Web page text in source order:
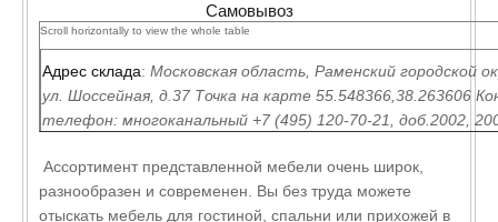
составляет 350 руб.
Стоимость выезда сборщика: по
по Москве и МО (до 100 км за МКАД)
Самовывоз
Адрес склада: Московская область, Раменский городской
ул. Шоссейная, д.37 Точка на карте 55.548366,38.263606
телефон: многоканальный +7 (495) 120-70-21, доб.2002,
Суббота с 8:00 до 12:00. Воскресенье выходной.
Ассортимент представленной мебели очень широк,
разнообразен и современен. Вы без труда можете
отыскать мебель для гостиной, спальни или прихожей в